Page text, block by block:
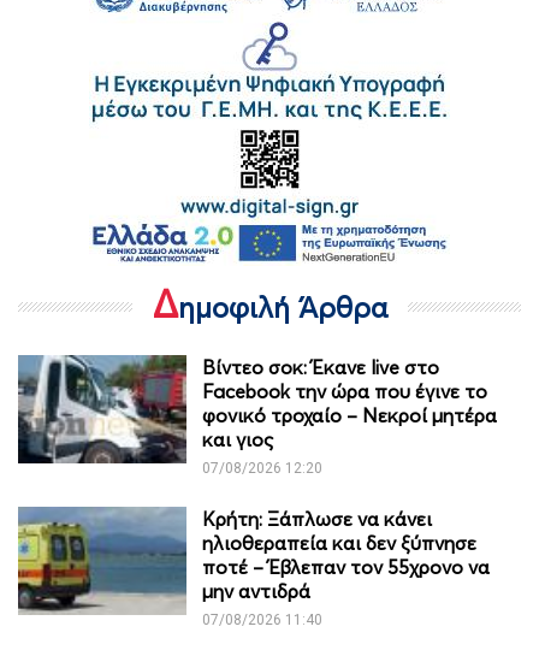
Δημοφιλή Άρθρα
Βίντεο σοκ: Έκανε live στο
Facebook την ώρα που έγινε το
φονικό τροχαίο – Νεκροί μητέρα
και γιος
07/08/2026 12:20
Κρήτη: Ξάπλωσε να κάνει
ηλιοθεραπεία και δεν ξύπνησε
ποτέ – Έβλεπαν τον 55χρονο να
μην αντιδρά
07/08/2026 11:40